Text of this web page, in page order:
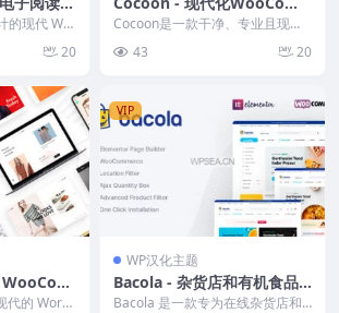
的现代 Wor
20
merce WordPress主题
Cocoon是一款干净、专业且现代
主...43 20
主题
代的 Word
VIP
WP汉化主题
Bacola - 杂货店和有机食品
电商主题
Bacola 是一款专为在线杂货店和